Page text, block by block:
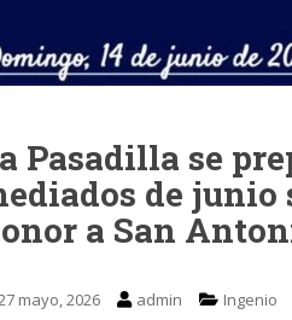
Pasadilla se
de
a San
mayo, 2026 admin Ingenio